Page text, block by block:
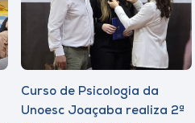
Curso de Psicologia da
Unoesc Joaçaba realiza 2ª